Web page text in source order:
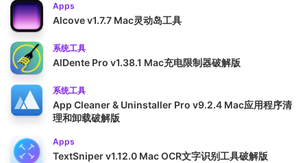
Apps
Alcove v1.7.7 Mac灵动岛工具
系统工具
AlDente Pro v1.38.1 Mac充电限制器破解版
系统工具
App Cleaner & Uninstaller Pro v9.2.4 Mac应用程序清
理和卸载破解版
Apps
TextSniper v1.12.0 Mac OCR文字识别工具破解版